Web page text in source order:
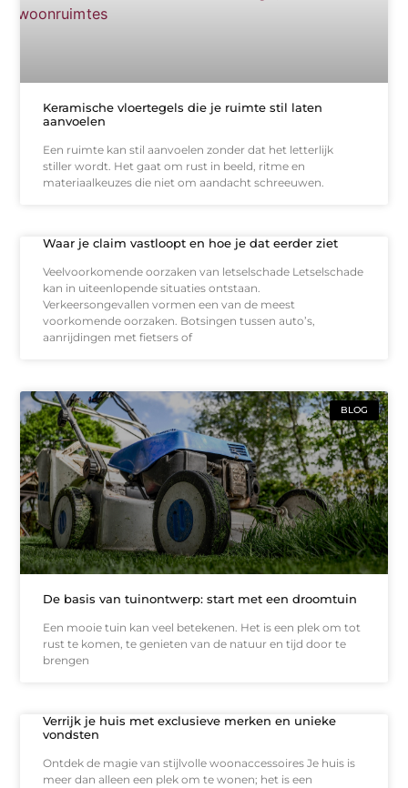
Keramische vloertegels die je ruimte stil laten
aanvoelen
Een ruimte kan stil aanvoelen zonder dat het letterlijk
stiller wordt. Het gaat om rust in beeld, ritme en
materiaalkeuzes die niet om aandacht schreeuwen.
Waar je claim vastloopt en hoe je dat eerder ziet
Veelvoorkomende oorzaken van letselschade Letselschade
kan in uiteenlopende situaties ontstaan.
Verkeersongevallen vormen een van de meest
voorkomende oorzaken. Botsingen tussen auto’s,
aanrijdingen met fietsers of
BLOG
De basis van tuinontwerp: start met een droomtuin
Een mooie tuin kan veel betekenen. Het is een plek om tot
rust te komen, te genieten van de natuur en tijd door te
brengen
Verrijk je huis met exclusieve merken en unieke
vondsten
Ontdek de magie van stijlvolle woonaccessoires Je huis is
meer dan alleen een plek om te wonen; het is een